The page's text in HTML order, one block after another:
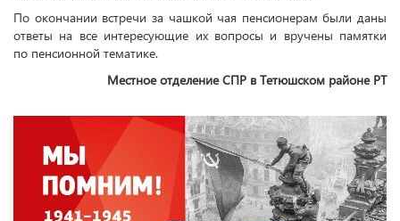
По окончании встречи за чашкой чая пенсионерам были даны
ответы на все интересующие их вопросы и вручены памятки
по пенсионной тематике.
Местное отделение СПР в Тетюшском районе РТ